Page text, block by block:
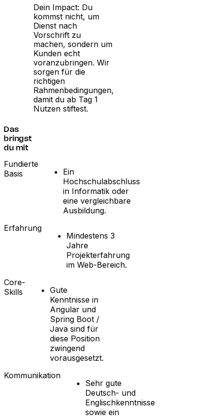
Dein Impact: Du
kommst nicht, um
Dienst nach
Vorschrift zu
machen, sondern um
Kunden echt
voranzubringen. Wir
sorgen für die
richtigen
Rahmenbedingungen,
damit du ab Tag 1
Nutzen stiftest.
Das
bringst
du mit
Fundierte
Basis
Ein
Hochschulabschluss
in Informatik oder
eine vergleichbare
Ausbildung.
Erfahrung
Mindestens 3
Jahre
Projekterfahrung
im Web-Bereich.
Core-
Skills
Gute
Kenntnisse in
Angular und
Spring Boot /
Java sind für
diese Position
zwingend
vorausgesetzt.
Kommunikation
Sehr gute
Deutsch- und
Englischkenntnisse
sowie ein